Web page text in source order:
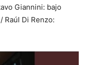
Giannini: bajo
Raúl Di Renzo: